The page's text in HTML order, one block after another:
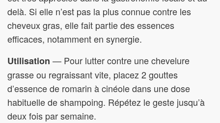
delà. Si elle n’est pas la plus connue contre les
cheveux gras, elle fait partie des essences
efficaces, notamment en synergie.
Utilisation — Pour lutter contre une chevelure
grasse ou regraissant vite, placez 2 gouttes
d’essence de romarin à cinéole dans une dose
habituelle de shampoing. Répétez le geste jusqu’à
deux fois par semaine.